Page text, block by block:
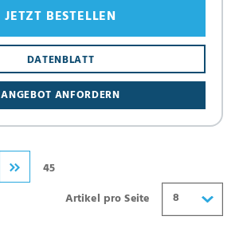
ANGEBOT ANFORDERN
DATENBLATT
JETZT BESTELLEN
45
Artikel pro Seite
8
8
16